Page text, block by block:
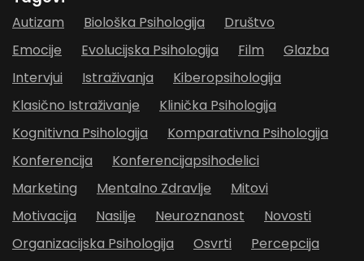
Autizam Biološka Psihologija
Društvo
Emocije
Evolucijska Psihologija Film
Glazba
Intervjui
Istraživanja
Kiberopsihologija
Klasično Istraživanje
Klinička Psihologija
Kognitivna Psihologija
Komparativna Psihologija
Konferencija
Konferencijapsihodelici
Marketing
Mentalno Zdravlje
Mitovi
Motivacija
Nasilje Neuroznanost
Novosti
Organizacijska Psihologija
Osvrti
Percepcija